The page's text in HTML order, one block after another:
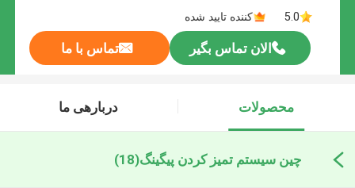
5.0
کننده تایید شده
الان تماس بگیر تماس با ما
محصولات دربارهی ما
چین سیستم تمیز کردن پیگینگ(18)